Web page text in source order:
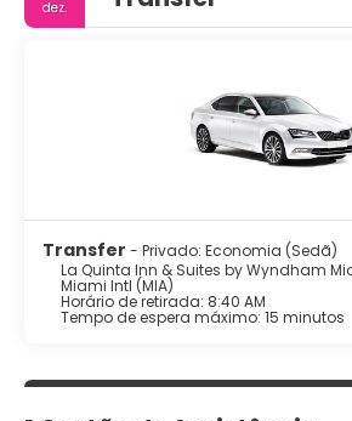
dez.
Transfer - Privado: Economia (Sedã)
La Quinta Inn & Suites by Wyndham
Miami Intl (MIA)
Horário de retirada: 8:40 AM
Tempo de espera máximo: 15 minutos